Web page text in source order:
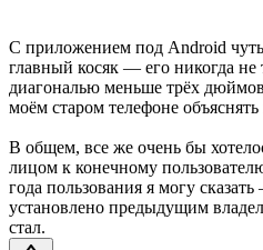
С приложением под Android
главный косяк — его никогда
диагональю меньше трёх
моём старом телефоне объяснять
В общем, все же очень бы
лицом к конечному
года пользования я могу
установлено предыдущим
стал.